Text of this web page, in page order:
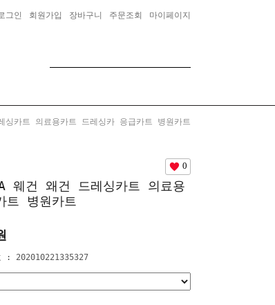
그인 회원가입 장바구니 주문조회 마이페이지
카트 의료용카트 드레싱카 응급카트 병원카트
0
웨건 왜건 드레싱카트 의료용
트 병원카트
: 202010221335327